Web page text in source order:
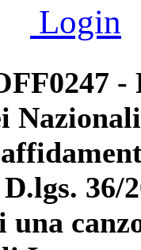
Login
-